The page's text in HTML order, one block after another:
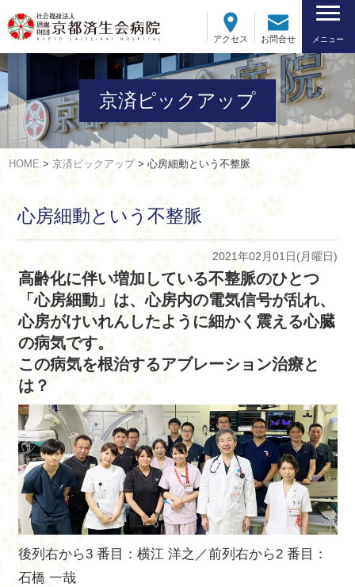
アクセス お問合せ メニュー
京済ピックアップ
HOME >京済ピックアップ>心房細動という不整脈
心房細動という不整脈
2021年02月01日(月曜日)
高齢化に伴い増加している不整脈のひとつ
「心房細動」は、心房内の電気信号が乱れ、
心房がけいれんしたように細かく震える心臓
の病気です。
この病気を根治するアブレーション治療と
は？
後列右から3 番目：横江 洋之／前列右から2 番目：
石橋 一哉